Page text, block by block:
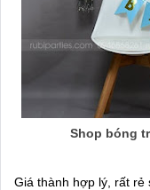
Shop bóng
Giá thành hợp lý, rất